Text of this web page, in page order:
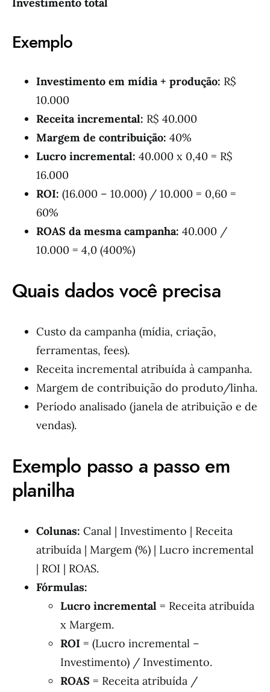
Exemplo
Investimento em mídia + produção: R$
10.000
Receita incremental: R$ 40.000
Margem de contribuição: 40%
Lucro incremental: 40.000 x 0,40 = R$
16.000
ROI: (16.000 – 10.000) / 10.000 = 0,60 =
60%
ROAS da mesma campanha: 40.000 /
10.000 = 4,0 (400%)
Quais dados você precisa
Custo da campanha (mídia, criação,
ferramentas, fees).
Receita incremental atribuída à campanha.
Margem de contribuição do produto/linha.
Período analisado (janela de atribuição e de
vendas).
Exemplo passo a passo em
planilha
Colunas: Canal | Investimento | Receita
atribuída | Margem (%) | Lucro incremental
| ROI | ROAS.
Fórmulas:
Lucro incremental = Receita atribuída
x Margem.
ROI = (Lucro incremental –
Investimento) / Investimento.
ROAS = Receita atribuída /